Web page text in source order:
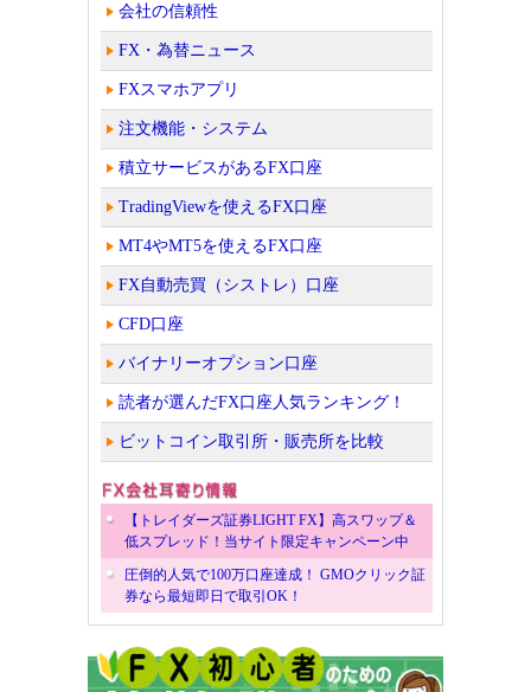
会社の信頼性
FX・為替ニュース
FXスマホアプリ
注文機能・システム
積立サービスがあるFX口座
TradingViewを使えるFX口座
MT4やMT5を使えるFX口座
FX自動売買（シストレ）口座
CFD口座
バイナリーオプション口座
読者が選んだFX口座人気ランキング！
ビットコイン取引所・販売所を比較
【トレイダーズ証券LIGHT FX】高スワップ＆
低スプレッド！当サイト限定キャンペーン中
圧倒的人気で100万口座達成！ GMOクリック証
券なら最短即日で取引OK！